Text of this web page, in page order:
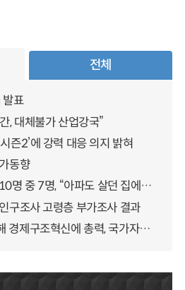
전체
발표
, 대체불가 산업강국”
즌2’에 강력 대응 의지 밝혀
동향
장기요양 재가 어르신 10명 중 7명, “아파도 살던 집에서 살겠다” 「2025년 장기요양실태조사」 결과 발표
구조사 고령층 부가조사 결과
잠재성장률 반등을 위해 경제구조혁신에 총력, 국가자산 관리체계 대전환